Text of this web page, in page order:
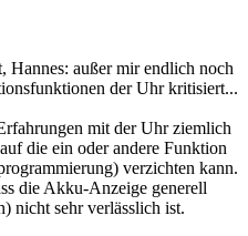
Hannes: außer mir endlich noch
der Uhr kritisiert...
mit der Uhr ziemlich
die ein oder andere Funktion
verzichten kann.
die Akku-Anzeige generell
nicht sehr verlässlich ist.